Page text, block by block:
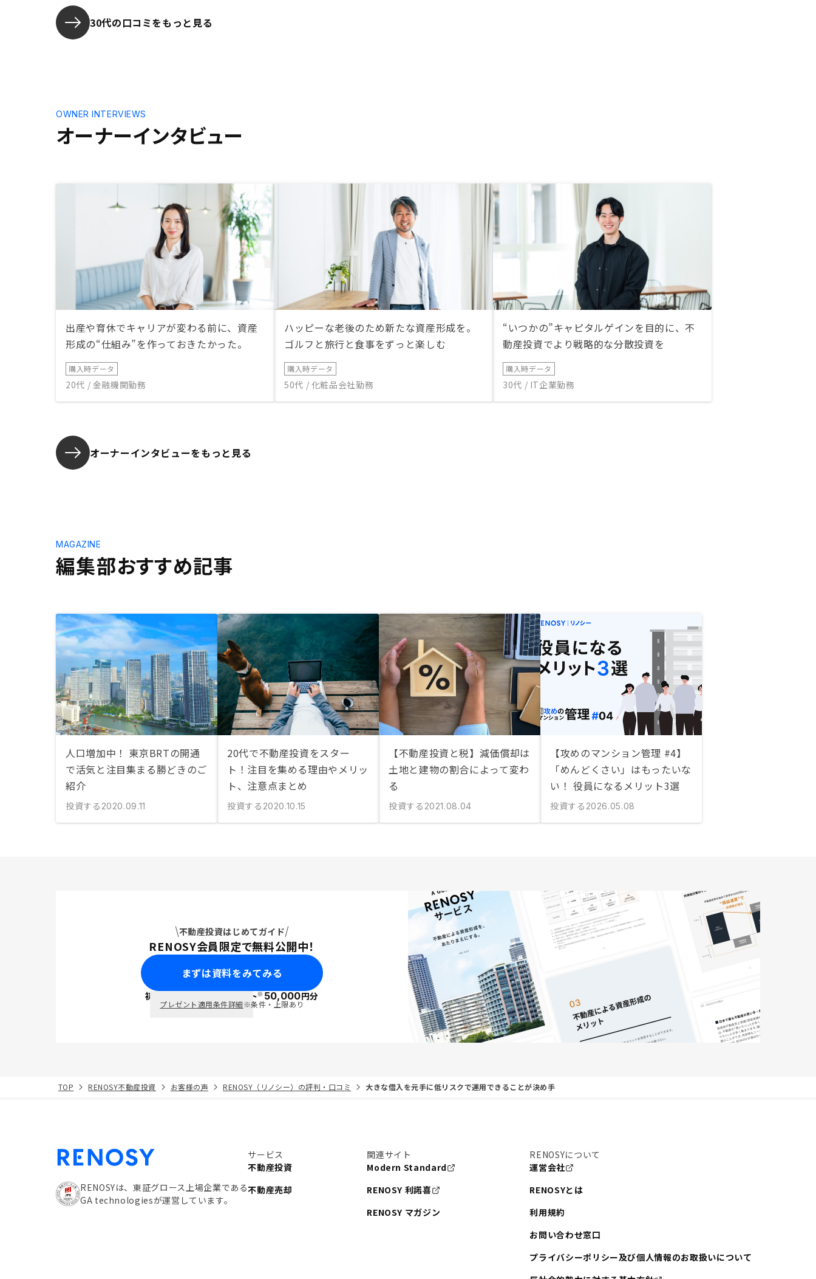
不動産情報の収集及び評価方法と入
居率の高さが決め手でした。 ・新
築の戸建てを同年に建設したため、
各種ローンなど作成書類の多さは覚
必要書類を予め表などにしておいて
いただけると、準備がよりスムーズ
になったと思います。
30代の口コミをもっと見る
オーナーインタビュー
OWNER INTERVIEWS
出産や育休でキャリアが変わる前に、資産
形成の“仕組み”を作っておきたかった。
購入時データ
20代 / 金融機関勤務
ハッピーな老後のため新たな資産形成を。
ゴルフと旅行と食事をずっと楽しむ
購入時データ
50代 / 化粧品会社勤務
“いつかの”キャピタルゲインを目的に、不
動産投資でより戦略的な分散投資を
購入時データ
30代 / IT企業勤務
オーナーインタビューをもっと見る
編集部おすすめ記事
MAGAZINE
人口増加中！ 東京BRTの開通
で活気と注目集まる勝どきのご
紹介
投資する 2020.09.11
20代で不動産投資をスター
ト！注目を集める理由やメリッ
ト、注意点まとめ
投資する 2020.10.15
【不動産投資と税】減価償却は
土地と建物の割合によって変わ
る
投資する 2021.08.04
【攻めのマンション管理 #4】
「めんどくさい」はもったいな
い！ 役員になるメリット3選
投資する 2026.05.08
不動産投資はじめてガイド
RENOSY会員限定で無料公開中！
まずは資料をみてみる
初回面談で ポイント※50,000円分
プレゼント適用条件詳細※条件・上限あり
TOP RENOSY不動産投資 お客様の声 RENOSY（リノシー）の評判・口コミ 大きな借入を元手に低リスクで運用できることが決め手
RENOSYは、東証グロース上場企業である
GA technologiesが運営しています。
サービス
不動産投資
不動産売却
関連サイト
Modern Standard
RENOSY 利諾喜
RENOSY マガジン
RENOSYについて
運営会社
RENOSYとは
利用規約
お問い合わせ窓口
プライバシーポリシー及び個人情報のお取扱いについて